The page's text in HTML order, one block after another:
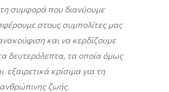
συμφορά που διανύουμε
στους συμπολίτες μας
και να κερδίζουμε
δευτερόλεπτα, τα οποία όμως
εξαιρετικά κρίσιμα για τη
ζωής.